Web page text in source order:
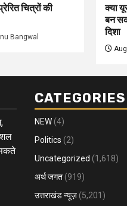
चित्रों की
Bangwal
क्या
बन
दिशा
CATEGORIES
NEW (4)
Politics (2)
Uncategorized (1,618)
अर्थ जगत (919)
उत्तराखंड न्यूज़ (5,201)